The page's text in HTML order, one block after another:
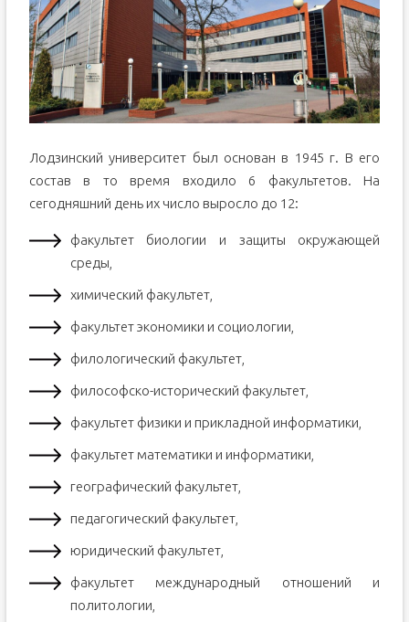
Лодзинский университет был основан в 1945 г. В его
состав в то время входило 6 факультетов. На
сегодняшний день их число выросло до 12:
факультет биологии и защиты окружающей
среды,
химический факультет,
факультет экономики и социологии,
филологический факультет,
философско-исторический факультет,
факультет физики и прикладной информатики,
факультет математики и информатики,
географический факультет,
педагогический факультет,
юридический факультет,
факультет международный отношений и
политологии,